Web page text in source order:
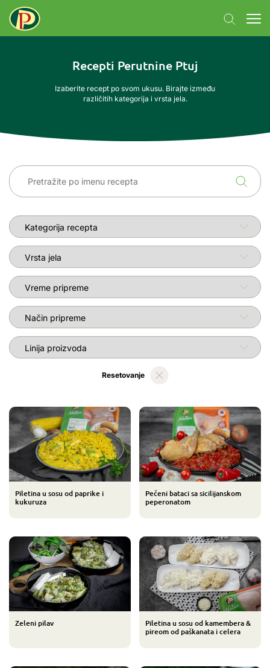
Recepti Perutnine Ptuj
Izaberite recept po svom ukusu. Birajte između
različitih kategorija i vrsta jela.
Kategorija recepta
Vrsta jela
Vreme pripreme
Način pripreme
RecipeHolderPage.LABEL_PRODUCT_LINE_TITLE
Resetovanje
Piletina u sosu od paprike i
kukuruza
Pečeni bataci sa sicilijanskom
peperonatom
Zeleni pilav
Piletina u sosu od kamembera &
pireom od paškanata i celera